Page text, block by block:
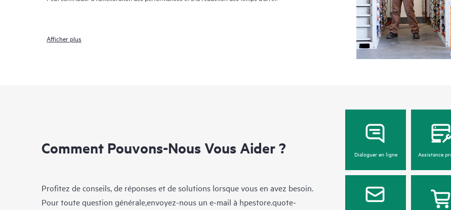
Afficher plus
Comment Pouvons-Nous Vous Aider ?
Profitez de conseils, de réponses et de solutions lorsque vous en avez besoin.
Pour toute question générale,envoyez-nous un e-mail à hpestore.quote-
Dialoguer en ligne Assistance